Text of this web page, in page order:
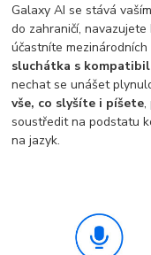
Galaxy AI se stává
do zahraničí,
účastníte
sluchátka s
nechat se unášet
vše, co slyšíte i píšete,
soustředit na podstatu
na jazyk.